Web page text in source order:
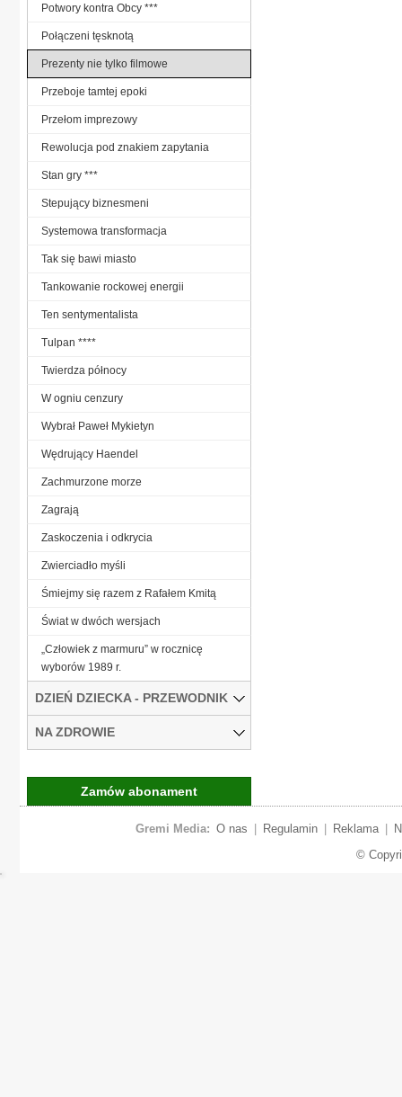
Potwory kontra Obcy ***
Połączeni tęsknotą
Prezenty nie tylko filmowe
Przeboje tamtej epoki
Przełom imprezowy
Rewolucja pod znakiem zapytania
Stan gry ***
Stepujący biznesmeni
Systemowa transformacja
Tak się bawi miasto
Tankowanie rockowej energii
Ten sentymentalista
Tulpan ****
Twierdza północy
W ogniu cenzury
Wybrał Paweł Mykietyn
Wędrujący Haendel
Zachmurzone morze
Zagrają
Zaskoczenia i odkrycia
Zwierciadło myśli
Śmiejmy się razem z Rafałem Kmitą
Świat w dwóch wersjach
„Człowiek z marmuru” w rocznicę
wyborów 1989 r.
DZIEŃ DZIECKA - PRZEWODNIK
NA ZDROWIE
Zamów abonament
Gremi Media: O nas Regulamin Reklama
©